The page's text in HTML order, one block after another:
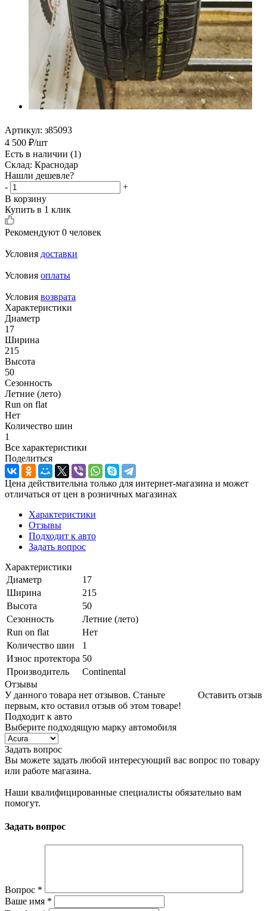
Артикул: з85093
4 500 ₽/шт
Есть в наличии (1)
Склад: Краснодар
Нашли дешевле?
-
+
В корзину
Купить в 1 клик
Рекомендуют 0 человек
Условия доставки
Условия оплаты
Условия возврата
Характеристики
Диаметр
17
Ширина
215
Высота
50
Сезонность
Летние (лето)
Run on flat
Нет
Количество шин
1
Все характеристики
Поделиться
Цена действительна только для интернет-магазина и может
отличаться от цен в розничных магазинах
Характеристики
Отзывы
Подходит к авто
Задать вопрос
Характеристики
Диаметр
17
Ширина
215
Высота
50
Сезонность
Летние (лето)
Run on flat
Нет
Количество шин
1
Износ протектора 50
Производитель
Continental
Отзывы
Оставить отзыв
У данного товара нет отзывов. Станьте
первым, кто оставил отзыв об этом товаре!
Подходит к авто
Выберите подходящую марку автомобиля
Задать вопрос
Вы можете задать любой интересующий вас вопрос по товару
или работе магазина.
Наши квалифицированные специалисты обязательно вам
помогут.
Задать вопрос
Вопрос *
Ваше имя *